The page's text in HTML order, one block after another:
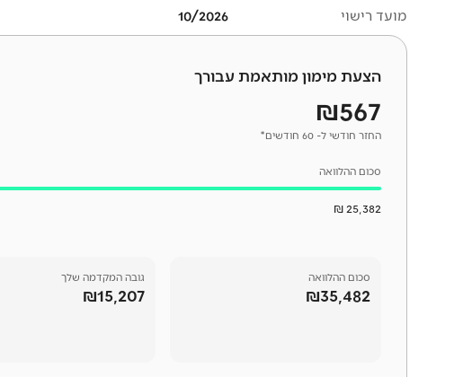
מועד רישוי 10/2026
הצעת מימון מותאמת עבורך
₪567
החזר חודשי ל- 60 חודשים*
סכום ההלוואה
25,382 ₪
סכום ההלוואה
₪35,482
גובה המקדמה שלך
₪15,207